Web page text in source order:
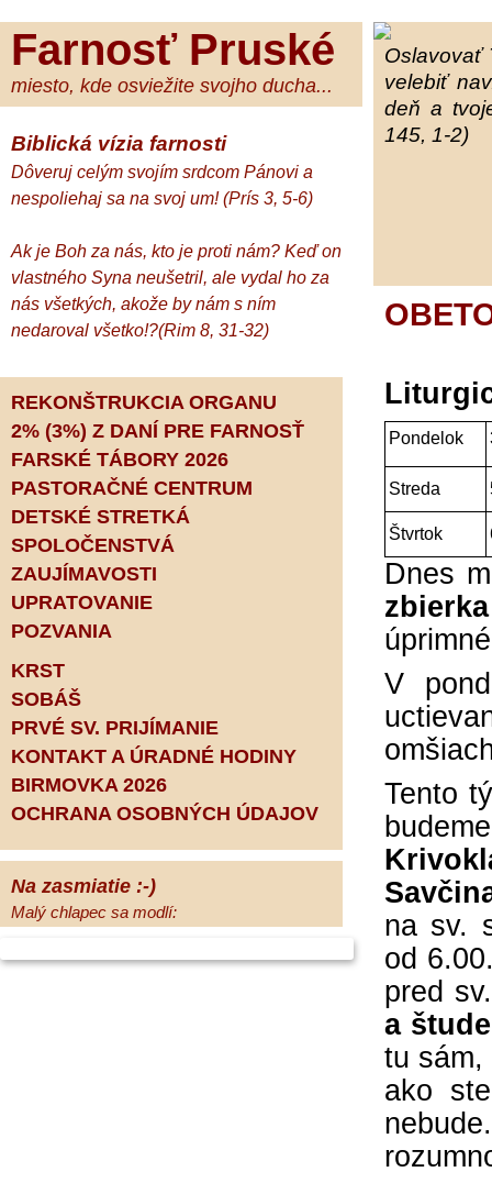
Farnosť Pruské
miesto, kde osviežite svojho ducha...
Biblická vízia farnosti
Dôveruj celým svojím srdcom Pánovi a
nespoliehaj sa na svoj um! (Prís 3, 5-6)
Ak je Boh za nás, kto je proti nám? Keď on
vlastného Syna neušetril, ale vydal ho za
nás všetkých, akože by nám s ním
nedaroval všetko!?(Rim 8, 31-32)
REKONŠTRUKCIA ORGANU
2% (3%) Z DANÍ PRE FARNOSŤ
FARSKÉ TÁBORY 2026
PASTORAČNÉ CENTRUM
DETSKÉ STRETKÁ
SPOLOČENSTVÁ
ZAUJÍMAVOSTI
UPRATOVANIE
POZVANIA
KRST
SOBÁŠ
PRVÉ SV. PRIJÍMANIE
KONTAKT A ÚRADNÉ HODINY
BIRMOVKA 2026
OCHRANA OSOBNÝCH ÚDAJOV
Na zasmiatie :-)
Malý chlapec sa modlí:
mamičku a prosím aj za Teba, Pane Bože,
Oslavovať
velebiť
deň a
145, 1-2)
Pondelok
Streda
Štvrtok
Dnes
V
Tento
na sv.
od
pred
a
tu sám,
ako